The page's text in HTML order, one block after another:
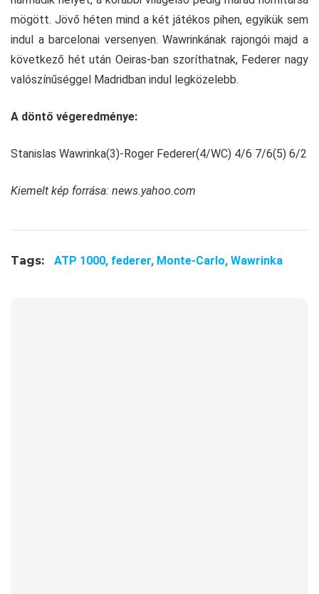
mögött. Jövő héten mind a két játékos pihen, egyikük sem
indul a barcelonai versenyen. Wawrinkának rajongói majd a
következő hét után Oeiras-ban szoríthatnak, Federer nagy
valószínűséggel Madridban indul legközelebb.
A döntő végeredménye:
Stanislas Wawrinka(3)-Roger Federer(4/WC) 4/6 7/6(5) 6/2
Kiemelt kép forrása: news.yahoo.com
Tags: ATP 1000, federer, Monte-Carlo, Wawrinka